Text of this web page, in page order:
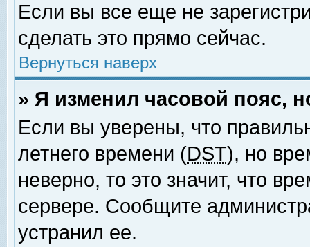
Если вы все еще не
сделать это прямо сейчас.
Вернуться наверх
» Я изменил часовой пояс,
Если вы уверены, что
летнего времени (DST), но
неверно, то это значит, что
сервере. Сообщите
устранил ее.